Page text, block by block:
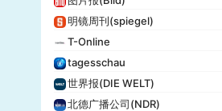
明镜周刊(spiegel)
T-Online
tagesschau
世界报(DIE WELT)
北德广播公司(NDR)